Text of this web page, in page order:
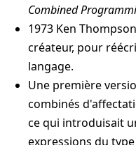
Combined
1973 Ken Thompson
créateur, pour
langage.
Une première
combinés
ce qui introduisait
expressions du type